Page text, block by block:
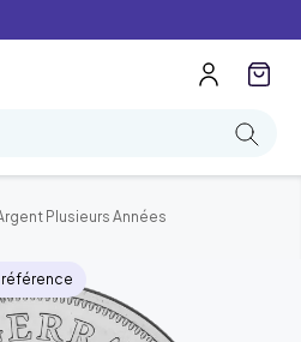
Plusieurs Années
référence